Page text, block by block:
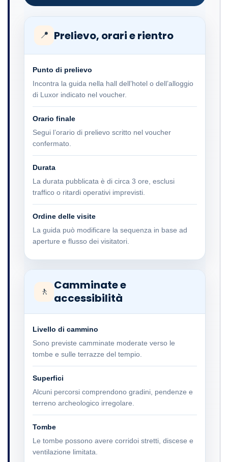
📍 Prelievo, orari e rientro
Punto di prelievo
Incontra la guida nella hall dell’hotel o dell’alloggio
di Luxor indicato nel voucher.
Orario finale
Segui l’orario di prelievo scritto nel voucher
confermato.
Durata
La durata pubblicata è di circa 3 ore, esclusi
traffico o ritardi operativi imprevisti.
Ordine delle visite
La guida può modificare la sequenza in base ad
aperture e flusso dei visitatori.
🚶
Camminate e
accessibilità
Livello di cammino
Sono previste camminate moderate verso le
tombe e sulle terrazze del tempio.
Superfici
Alcuni percorsi comprendono gradini, pendenze e
terreno archeologico irregolare.
Tombe
Le tombe possono avere corridoi stretti, discese e
ventilazione limitata.